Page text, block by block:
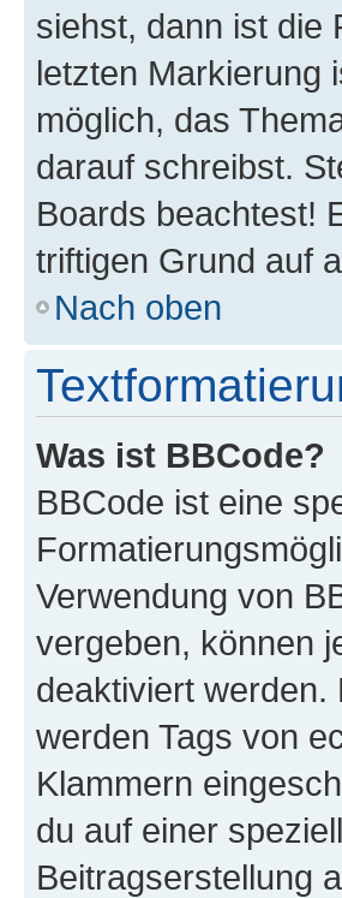
siehst, dann ist die
letzten Markierung
möglich, das
darauf schreibst.
Boards beachtest!
triftigen Grund auf
Nach oben
Was ist BBCode?
BBCode ist eine
Verwendung von
vergeben, können
deaktiviert werden.
werden Tags von
Klammern
du auf einer
Beitragserstellung